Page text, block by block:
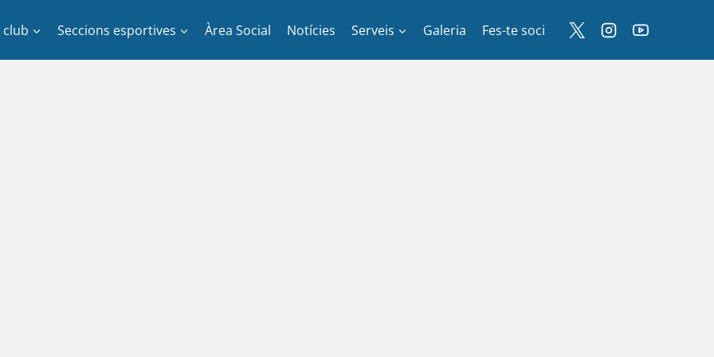
club Seccions esportives Àrea Social Notícies Serveis Galeria Fes-te soci